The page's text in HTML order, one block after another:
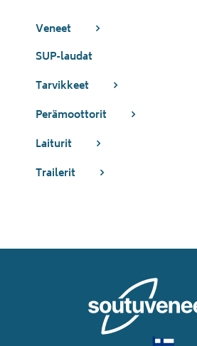
Veneet
SUP-laudat
Tarvikkeet
Perämoottorit
Laiturit
Trailerit